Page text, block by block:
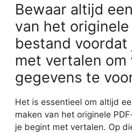
Bewaar altijd
van het originele
bestand
met vertalen om
gegevens te
Het is essentieel om altijd
maken van het originele
je begint met vertalen. Op